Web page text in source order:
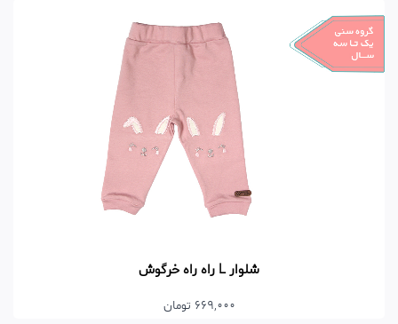
شلوار L راه راه خرگوش
669,000 تومان